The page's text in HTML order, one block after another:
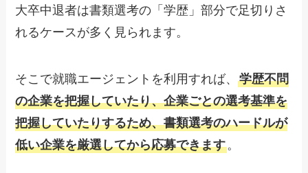
大卒中退者は書類選考の「学歴」部分で足切りさ
れるケースが多く見られます。
そこで就職エージェントを利用すれば、学歴不問
の企業を把握していたり、企業ごとの選考基準を
把握していたりするため、書類選考のハードルが
低い企業を厳選してから応募できます。